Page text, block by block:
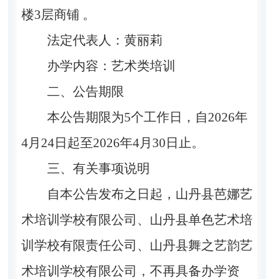
楼3层商铺 。
法定代表人 ： 黄丽莉
办学内容：艺术类培训
二、公告期限
本公告期限为5个工作日，自2026年
4月 24日起至2026年4月 30 日止。
三、有关事项说明
自本公告发布之日起， 山丹县芭娜艺
术培训学校有限公司 、 山丹县单色艺术培
训 学校有限责任公司 、山丹县舞之艺韵艺
术培训学校有限公司， 不再具备办学资